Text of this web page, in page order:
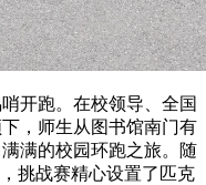
开跑。在校领导、全国
，师生从图书馆南门有
满的校园环跑之旅。随
挑战赛精心设置了匹克